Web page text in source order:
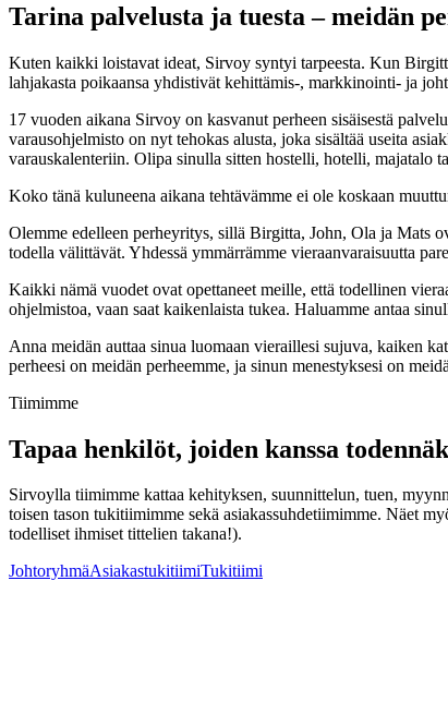
Tarina palvelusta ja tuesta – meidän
Kuten kaikki loistavat ideat, Sirvoy syntyi tarpeesta. Kun
lahjakasta poikaansa yhdistivät kehittämis-, markkinointi- ja
17 vuoden aikana Sirvoy on kasvanut perheen sisäisestä
varausohjelmisto on nyt tehokas alusta, joka sisältää useita
varauskalenteriin. Olipa sinulla sitten hostelli, hotelli, majatalo
Koko tänä kuluneena aikana tehtävämme ei ole koskaan
Olemme edelleen perheyritys, sillä Birgitta, John, Ola ja Mats
todella välittävät. Yhdessä ymmärrämme vieraanvaraisuutta
Kaikki nämä vuodet ovat opettaneet meille, että todellinen
ohjelmistoa, vaan saat kaikenlaista tukea. Haluamme antaa
Anna meidän auttaa sinua luomaan vieraillesi sujuva, kaiken
perheesi on meidän perheemme, ja sinun menestyksesi on
Tiimimme
Tapaa henkilöt, joiden kanssa
Sirvoylla tiimimme kattaa kehityksen, suunnittelun, tuen,
toisen tason tukitiimimme sekä asiakassuhdetiimimme. Näet
todelliset ihmiset tittelien takana!).
JohtoryhmäAsiakastukitiimiTukitiimi